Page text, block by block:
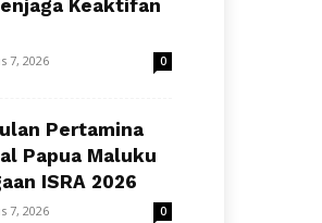
Keaktifan
7, 2026 0
Pertamina
Papua Maluku
ISRA 2026
7, 2026 0